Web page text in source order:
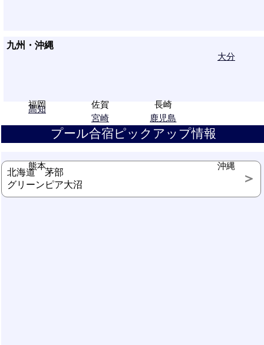
山口
高知
九州・沖縄
福岡 佐賀 長崎
大分
熊本
宮崎 鹿児島
沖縄
プール合宿ピックアップ情報
北海道 茅部
グリーンピア大沼